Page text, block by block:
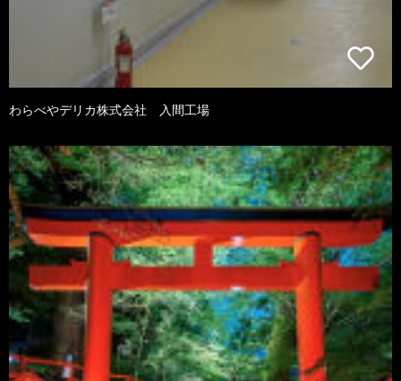
わらべやデリカ株式会社 入間工場